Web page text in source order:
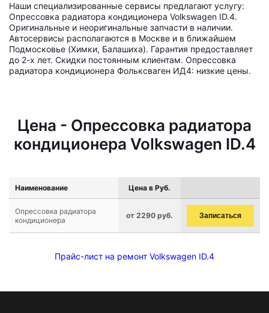
Наши специализированные сервисы предлагают услугу:
Опрессовка радиатора кондиционера Volkswagen ID.4.
Оригинальные и неоригинальные запчасти в наличии.
Автосервисы располагаются в Москве и в ближайшем
Подмосковье (Химки, Балашиха). Гарантия предоставляет
до 2-х лет. Скидки постоянным клиентам. Опрессовка
радиатора кондиционера Фольксваген ИД4: низкие цены.
Цена - Опрессовка радиатора
кондиционера Volkswagen ID.4
Наименование Цена в Руб.
Опрессовка радиатора
кондиционера
от 2290 руб. Записаться
Прайс-лист на ремонт Volkswagen ID.4